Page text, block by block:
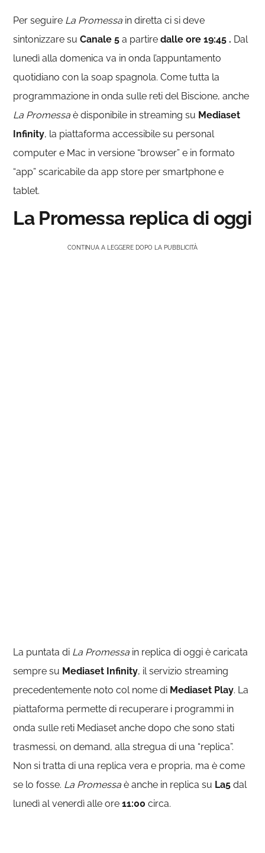
Per seguire La Promessa in diretta ci si deve
sintonizzare suCanale 5 a partiredalle ore 19:45 . Dal
lunedì alla domenica va in onda l’appuntamento
quotidiano con la soap spagnola. Come tutta la
programmazione in onda sulle reti del Biscione, anche
La Promessa è disponibile in streaming su Mediaset
Infinity, la piattaforma accessibile su personal
computer e Mac in versione “browser” e in formato
“app” scaricabile da app store per smartphone e
tablet.
La Promessa replica di oggi
CONTINUA A LEGGERE DOPO LA PUBBLICITÀ
La puntata di La Promessa in replica di oggi è caricata
sempre su Mediaset Infinity, il servizio streaming
precedentemente noto col nome di Mediaset Play. La
piattaforma permette di recuperare i programmi in
onda sulle reti Mediaset anche dopo che sono stati
trasmessi, on demand, alla stregua di una “replica”.
Non si tratta di una replica vera e propria, ma è come
se lo fosse. La Promessa è anche in replica su La5 dal
lunedì al venerdì alle ore11:00circa.